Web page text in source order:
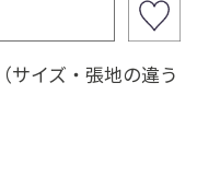
サイズ・張地の違う